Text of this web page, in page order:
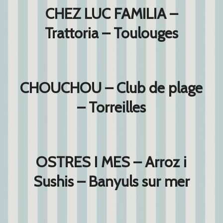
CHEZ LUC FAMILIA –
Trattoria – Toulouges
CHOUCHOU – Club de plage
– Torreilles
OSTRES I MES – Arroz i
Sushis – Banyuls sur mer